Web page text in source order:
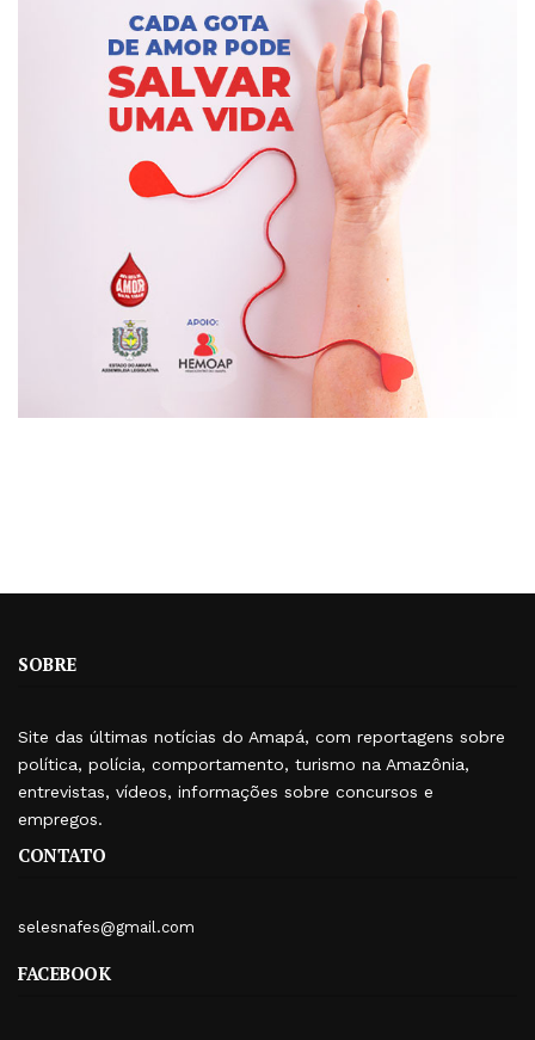
SOBRE
Site das últimas notícias do Amapá, com reportagens sobre
política, polícia, comportamento, turismo na Amazônia,
entrevistas, vídeos, informações sobre concursos e
empregos.
CONTATO
selesnafes@gmail.com
FACEBOOK